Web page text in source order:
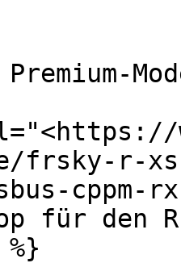
frsky-r-
für den